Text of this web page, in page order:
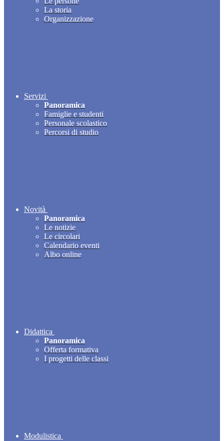
La storia
Organizzazione
Servizi
Panoramica
Famiglie e studenti
Personale scolastico
Percorsi di studio
Novità
Panoramica
Le notizie
Le circolari
Calendario eventi
Albo online
Didattica
Panoramica
Offerta formativa
I progetti delle classi
Modulistica